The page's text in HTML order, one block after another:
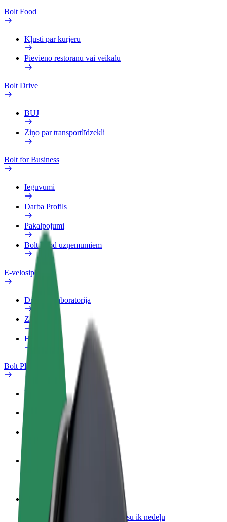
Bolt Food
Kļūsti par kurjeru
Pievieno restorānu vai veikalu
Bolt Drive
BUJ
Ziņo par transportlīdzekli
Bolt for Business
Ieguvumi
Darba Profils
Pakalpojumi
Bolt Food uzņēmumiem
E-velosipēdi
Drošības laboratorija
Ziņot
BUJ
Bolt Plus
Ieguvumi
Kā pievienoties
Kļūsti par autovadītāju
Gūsti ieņēmumus, kā vēlies
Kļūsti par kurjeru
Piegādā ēdienu un saņem izmaksu ik nedēļu